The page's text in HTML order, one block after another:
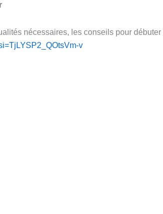
nécessaires, les conseils pour
v